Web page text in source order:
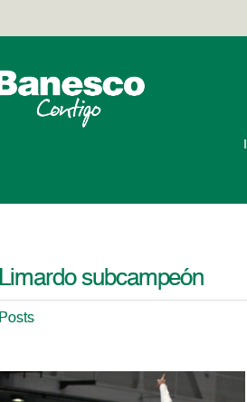
Limardo subcampeón
Posts